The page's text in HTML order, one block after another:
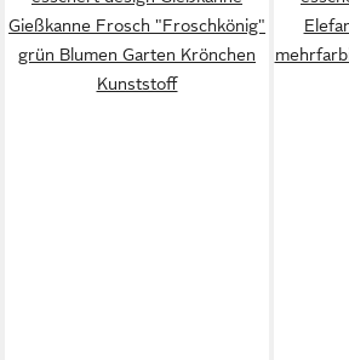
Gießkanne Frosch "Froschkönig"
grün Blumen Garten Krönchen
Kunststoff